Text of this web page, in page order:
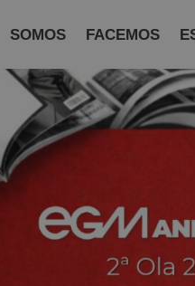
SOMOS FACEMOS